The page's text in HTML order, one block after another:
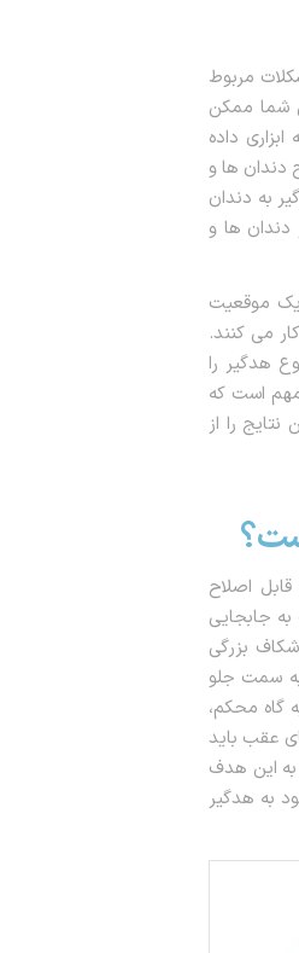
مربوط
شما ممکن
داده
ها و
به دندان
ها و
یک موقعیت
می کنند.
هدگیر را
مهم است که
را از
اصلاح
جابجایی
بزرگی
سمت جلو
گاه محکم،
عقب باید
این هدف
به هدگیر